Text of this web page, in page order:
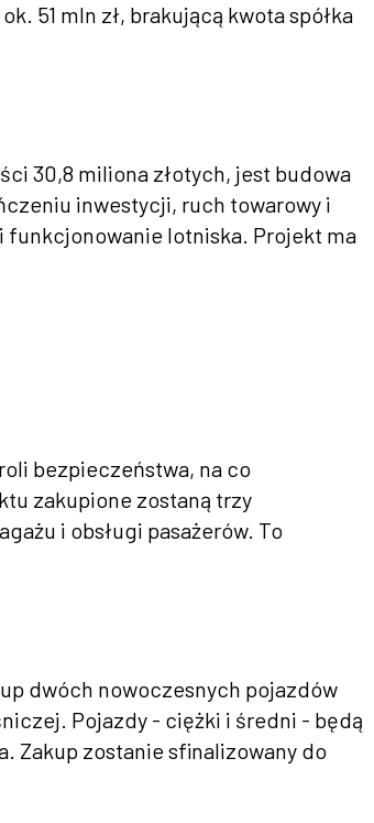
51 mln zł, brakującą kwota spółka
30,8 miliona złotych, jest budowa
inwestycji, ruch towarowy i
funkcjonowanie lotniska. Projekt ma
bezpieczeństwa, na co
zakupione zostaną trzy
i obsługi pasażerów. To
dwóch nowoczesnych pojazdów
Pojazdy - ciężki i średni - będą
Zakup zostanie sfinalizowany do